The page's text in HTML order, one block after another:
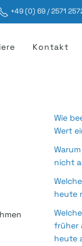
+49 (0) 69 / 2571
Kontakt
Wie
Wert
nicht
heute
früher
heute